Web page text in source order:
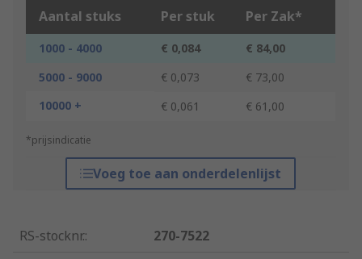
Aantal stuks Per stuk Per Zak*
1000 - 4000 € 0,084
€ 84,00
5000 - 9000
€ 0,073
€ 73,00
10000 +
€ 0,061 € 61,00
*prijsindicatie
Voeg toe aan onderdelenlijst
RS-stocknr.:
270-7522